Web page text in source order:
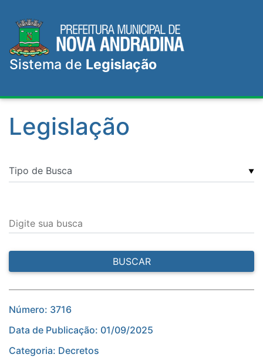
Sistema de Legislação
Legislação
▼
Digite sua busca
BUSCAR
Número: 3716
Data de Publicação: 01/09/2025
Categoria: Decretos